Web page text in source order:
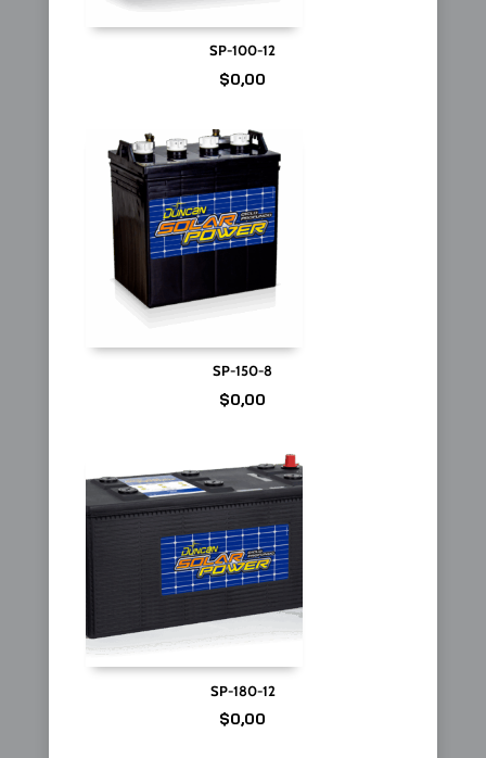
SP-100-12
$0,00
SP-150-8
$0,00
SP-180-12
$0,00